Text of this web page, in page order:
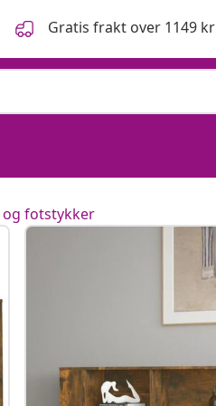
Gratis frakt over 1149 kr
fotstykker